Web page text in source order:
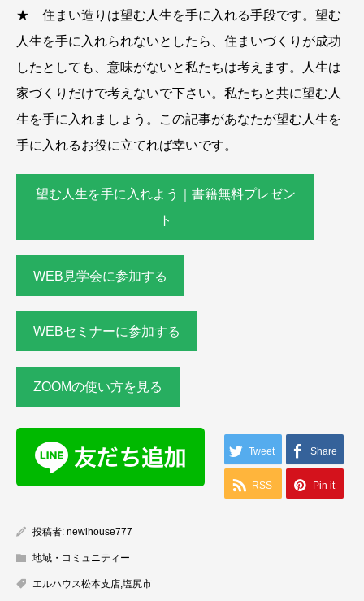
★ 住まい造りは望む人生を手に入れる手段です。望む
人生を手に入れられないとしたら、住まいづくりが成功
したとしても、意味がないと私たちは考えます。人生は
家づくりだけで考えないで下さい。私たちと共に望む人
生を手に入れましょう。この記事があなたが望む人生を
手に入れるお役に立てれば幸いです。
望む人生を手に入れよう｜書籍無料プレゼン
ト
WEB見学会に参加する
WEBセミナーに参加する
ZOOMの使い方を見る
Tweet Share
RSS Pin it
投稿者: newlhouse777
地域・コミュニティー
エルハウス松本支店 塩尻市